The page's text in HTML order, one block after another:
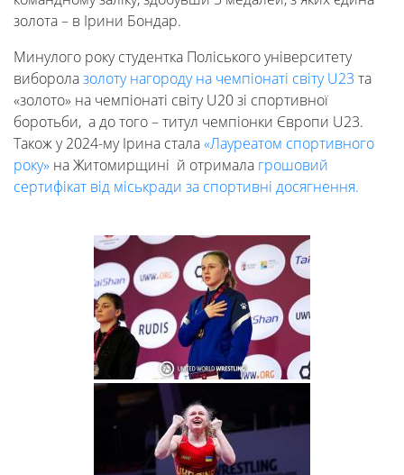
діяльність
Foreign
Students
Студенту
Ресурси
сервіси
Науковий
золота – в Ірини Бондар.
Минулого року студентка Поліського університету
виборолазолоту нагороду на чемпіонаті світу U23 та
«золото» на чемпіонаті світу U20 зі спортивної
боротьби, а до того – титул чемпіонки Європи U23.
Також у 2024-му Ірина стала«Лауреатом спортивного
року» на Житомирщині й отримала грошовий
сертифікат від міськради за спортивні досягнення.